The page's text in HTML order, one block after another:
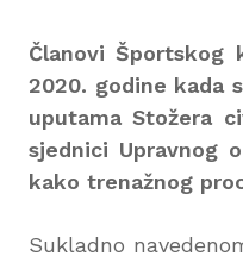
Članovi Športskog
2020. godine kada
uputama Stožera
sjednici Upravnog
kako trenažnog
Sukladno